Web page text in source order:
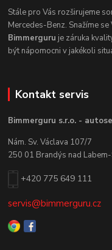
Stále pro Vás rozširujeme
Mercedes-Benz. Snažíme
Bimmerguru je záruka
být nápomocni v jakékoli
Kontakt servis
Bimmerguru s.r.o. -
Nám. Sv. Václava 107/7
250 01 Brandýs nad
+420 775 649 111
servis@bimmerguru.cz